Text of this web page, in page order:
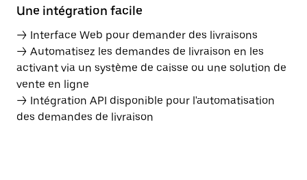
Une intégration facile
→ Interface Web pour demander des livraisons
→ Automatisez les demandes de livraison en les
activant via un système de caisse ou une solution de
vente en ligne
→ Intégration API disponible pour l'automatisation
des demandes de livraison